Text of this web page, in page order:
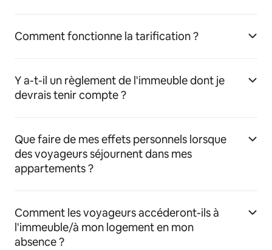
Comment fonctionne la tarification ?
Y a-t-il un règlement de l'immeuble dont je
devrais tenir compte ?
Que faire de mes effets personnels lorsque
des voyageurs séjournent dans mes
appartements ?
Comment les voyageurs accéderont-ils à
l'immeuble/à mon logement en mon
absence ?